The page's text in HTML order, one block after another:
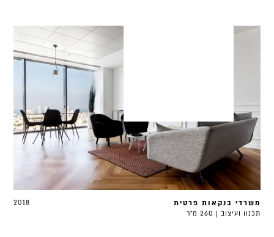
2018 משרדי בנקאות פרטית
תכנון ועיצוב | 260 מ"ר